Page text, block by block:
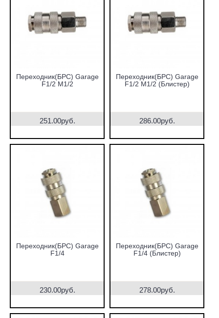
Переходник(БРС) Garage
F1/2 М1/2
251.00руб.
Переходник(БРС) Garage
F1/2 М1/2 (Блистер)
286.00руб.
Переходник(БРС) Garage
F1/4
230.00руб.
Переходник(БРС) Garage
F1/4 (Блистер)
278.00руб.